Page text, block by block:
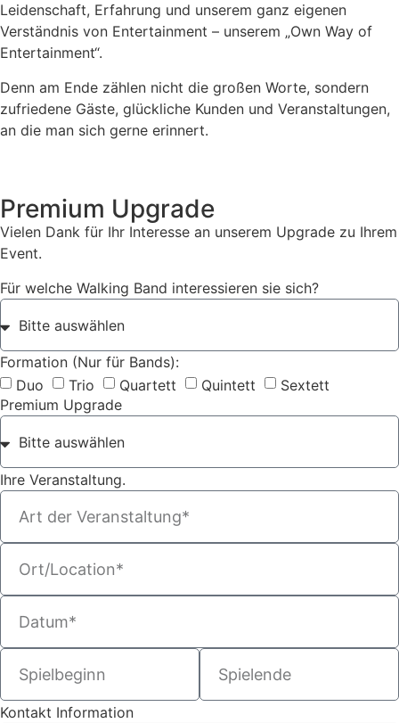
Leidenschaft, Erfahrung und unserem ganz eigenen
Verständnis von Entertainment – unserem „Own Way of
Entertainment“.
Denn am Ende zählen nicht die großen Worte, sondern
zufriedene Gäste, glückliche Kunden und Veranstaltungen,
an die man sich gerne erinnert.
Premium Upgrade
Vielen Dank für Ihr Interesse an unserem Upgrade zu Ihrem
Event.
Für welche Walking Band interessieren sie sich?
Formation (Nur für Bands):
Duo
Trio Quartett Quintett
Sextett
Premium Upgrade
Ihre Veranstaltung.
Kontakt Information